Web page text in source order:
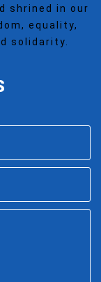
shrined in our
equality,
solidarity.